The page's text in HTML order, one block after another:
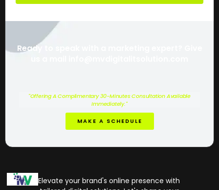
Ready to speak with a marketing expert? Give
"Offering A Complimentary 30-Minutes Consultation Available
Immediately."
MAKE A SCHEDULE
Elevate your brand's online presence with